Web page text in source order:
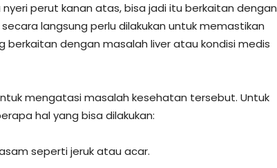
perut kanan atas, bisa jadi itu berkaitan dengan
langsung perlu dilakukan untuk memastikan
dengan masalah liver atau kondisi medis
mengatasi masalah kesehatan tersebut. Untuk
hal yang bisa dilakukan:
seperti jeruk atau acar.